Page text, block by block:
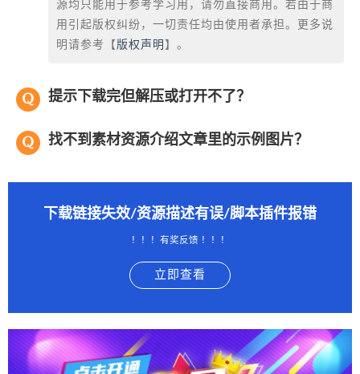
源均只能用于参考学习用，请勿直接商用。若由于商
用引起版权纠纷，一切责任均由使用者承担。更多说
明请参考【 版权声明 】。
提示下载完但解压或打开不了？
找不到素材资源介绍文章里的示例图片？
下载链接失效/资源描述有误/脚本插件报错
！！！有奖反馈 ！！！
立即查看